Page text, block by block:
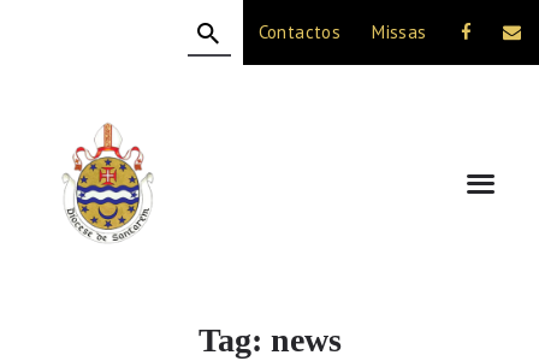
Contactos Missas
Tag: news
A DIOCESE
CELEBRAÇÃO
VIDA CRISTÃ
NOTÍCIAS